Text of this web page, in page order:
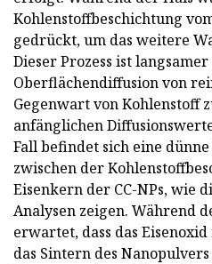
Kohlenstoffbeschichtung
gedrückt, um das weitere
Dieser Prozess ist langsamer
Oberflächendiffusion von
Gegenwart von Kohlenstoff
anfänglichen
Fall befindet sich eine
zwischen der
Eisenkern der CC-NPs, wie
Analysen zeigen. Während
erwartet, dass das
das Sintern des